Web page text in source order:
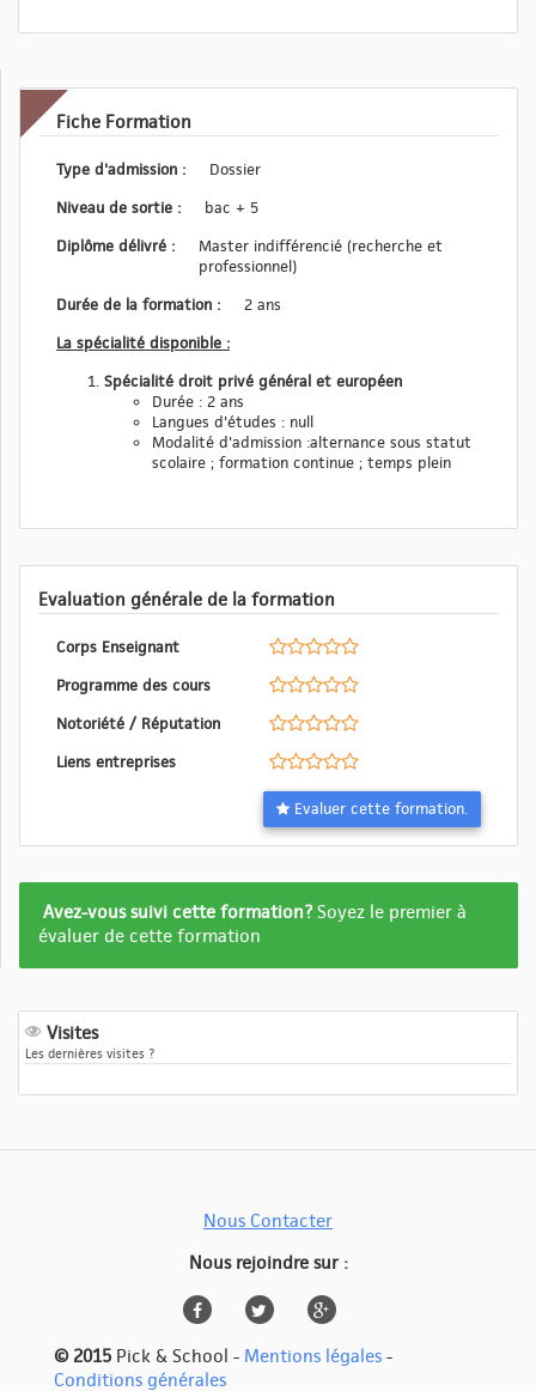
Fiche Formation
Type d'admission :
Dossier
Niveau de sortie :
bac + 5
Diplôme délivré :
Master indifférencié (recherche et
professionnel)
Durée de la formation :
2 ans
La spécialité disponible :
Spécialité droit privé général et européen
Durée : 2 ans
Langues d'études : null
Modalité d'admission :alternance sous statut
scolaire ; formation continue ; temps plein
Evaluation générale de la formation
Corps Enseignant
Programme des cours
Notoriété / Réputation
Liens entreprises
Evaluer cette formation.
Formation
pas
Avez-vous suivi cette formation?Soyez le premier à
évaluer de cette formation
Visites
Les dernières visites ?
Nous Contacter
Nous rejoindre sur :
© 2015 Pick & School - Mentions légales -
Conditions générales